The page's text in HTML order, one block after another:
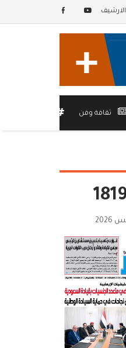
الارشيف
ثقافة وفن